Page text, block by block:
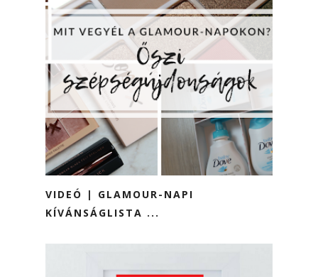
VIDEÓ | GLAMOUR-NAPI
KÍVÁNSÁGLISTA ...